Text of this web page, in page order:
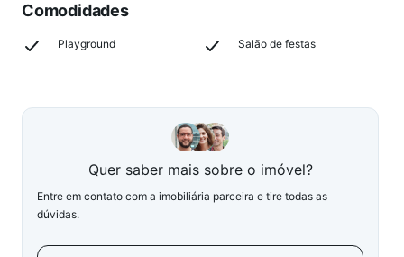
Comodidades
Playground Salão de festas
Quer saber mais sobre o imóvel?
Entre em contato com a imobiliária parceira e tire todas as
dúvidas.